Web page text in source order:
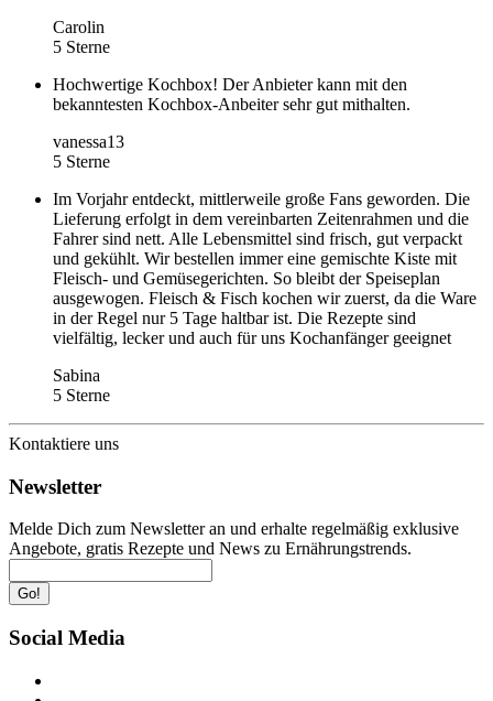
Carolin
5 Sterne
Hochwertige Kochbox! Der Anbieter kann mit den
bekanntesten Kochbox-Anbeiter sehr gut mithalten.
vanessa13
5 Sterne
Im Vorjahr entdeckt, mittlerweile große Fans geworden. Die
Lieferung erfolgt in dem vereinbarten Zeitenrahmen und die
Fahrer sind nett. Alle Lebensmittel sind frisch, gut verpackt
und gekühlt. Wir bestellen immer eine gemischte Kiste mit
Fleisch- und Gemüsegerichten. So bleibt der Speiseplan
ausgewogen. Fleisch & Fisch kochen wir zuerst, da die Ware
in der Regel nur 5 Tage haltbar ist. Die Rezepte sind
vielfältig, lecker und auch für uns Kochanfänger geeignet
Sabina
5 Sterne
Kontaktiere uns
Newsletter
Melde Dich zum Newsletter an und erhalte regelmäßig exklusive
Angebote, gratis Rezepte und News zu Ernährungstrends.
Go!
Social Media